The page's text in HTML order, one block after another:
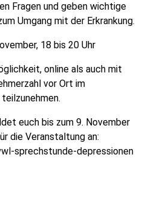
Fragen und geben wichtige
Umgang mit der Erkrankung.
18 bis 20 Uhr
online als auch mit
vor Ort im
euch bis zum 9. November
die Veranstaltung an:
sprechstunde-depressionen